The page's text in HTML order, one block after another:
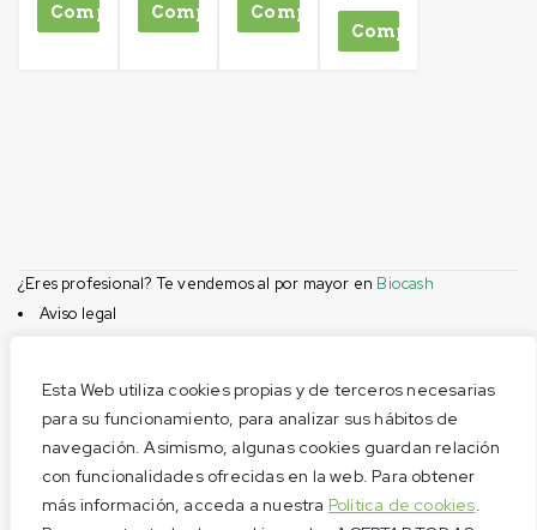
Esta Web utiliza cookies propias y de terceros necesarias
para su funcionamiento, para analizar sus hábitos de
navegación. Asimismo, algunas cookies guardan relación
con funcionalidades ofrecidas en la web. Para obtener
más información, acceda a nuestra Política de cookies.
Comprar Comprar Comprar
Comprar
¿Eres profesional? Te vendemos al por mayor en Biocash
Aviso legal
Privacidad
Cookies
Condiciones de compra